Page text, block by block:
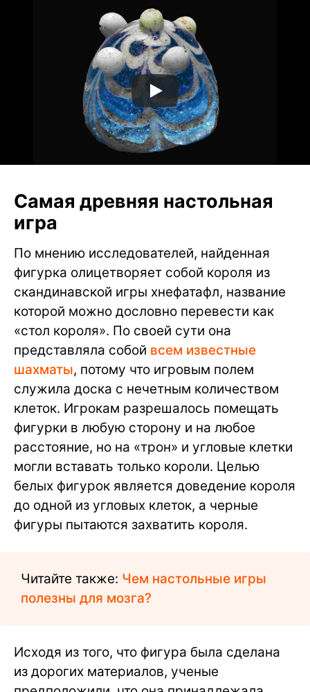
Самая древняя настольная
игра
По мнению исследователей, найденная
фигурка олицетворяет собой короля из
скандинавской игры хнефатафл, название
которой можно дословно перевести как
«стол короля». По своей сути она
представляла собой всем известные
шахматы, потому что игровым полем
служила доска с нечетным количеством
клеток. Игрокам разрешалось помещать
фигурки в любую сторону и на любое
расстояние, но на «трон» и угловые клетки
могли вставать только короли. Целью
белых фигурок является доведение короля
до одной из угловых клеток, а черные
фигуры пытаются захватить короля.
Читайте также: Чем настольные игры
полезны для мозга?
Исходя из того, что фигура была сделана
из дорогих материалов, ученые